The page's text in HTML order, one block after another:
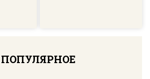
ПОПУЛЯРНОЕ